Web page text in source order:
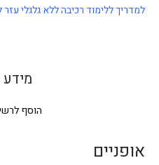
למדריך ללימוד רכיבה ללא גלגלי עזר
מידע
הוסף
אופניים